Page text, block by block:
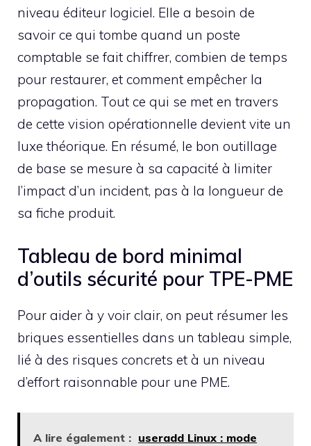
niveau éditeur logiciel. Elle a besoin de
savoir ce qui tombe quand un poste
comptable se fait chiffrer, combien de temps
pour restaurer, et comment empêcher la
propagation. Tout ce qui se met en travers
de cette vision opérationnelle devient vite un
luxe théorique. En résumé, le bon outillage
de base se mesure à sa capacité à limiter
l’impact d’un incident, pas à la longueur de
sa fiche produit.
Tableau de bord minimal
d’outils sécurité pour TPE-PME
Pour aider à y voir clair, on peut résumer les
briques essentielles dans un tableau simple,
lié à des risques concrets et à un niveau
d’effort raisonnable pour une PME.
A lire également : useradd Linux : mode